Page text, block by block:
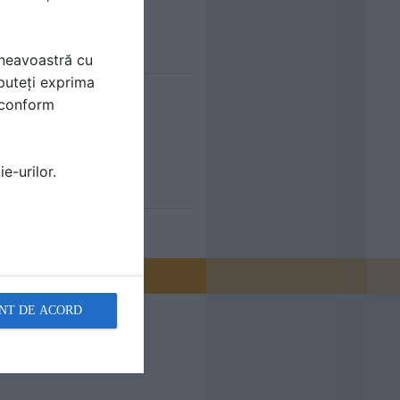
cu
exprima
urilor.
DE ACORD